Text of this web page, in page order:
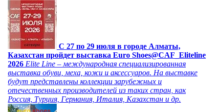
C 27 по 29 июля в городе Алматы,
Казахстан пройдет выставка Euro Shoes@CAF_Eliteline
2026 Elite Line – международная специализированная
выставка обуви, меха, кожи и аксессуаров. На выставке
будут представлены коллекции зарубежных и
отечественных производителей из таких стран, как
Россия, Турция, Германия, Италия, Казахстан и др.